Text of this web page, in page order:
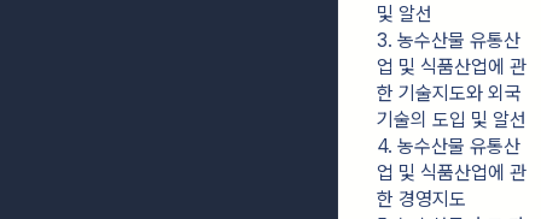
및 알선
3. 농수산물 유통산
업 및 식품산업에 관
한 기술지도와 외국
기술의 도입 및 알선
4. 농수산물 유통산
업 및 식품산업에 관
한 경영지도